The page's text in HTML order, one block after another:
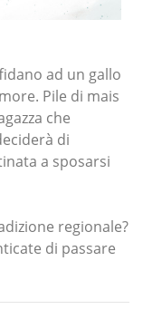
ad un gallo
Pile di mais
che
di
a sposarsi
regionale?
di passare